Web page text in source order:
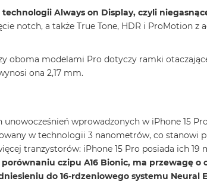
technologii Always on Display, czyli
notch, a także True Tone, HDR i ProMotion z
oboma modelami Pro dotyczy ramki
ona 2,17 mm.
wprowadzonych w iPhone 15
w technologii 3 nanometrów, co stanowi
tranzystorów: iPhone 15 Pro posiada ich 19
czipu A16 Bionic, ma przewagę o
do 16-rdzeniowego systemu Neural